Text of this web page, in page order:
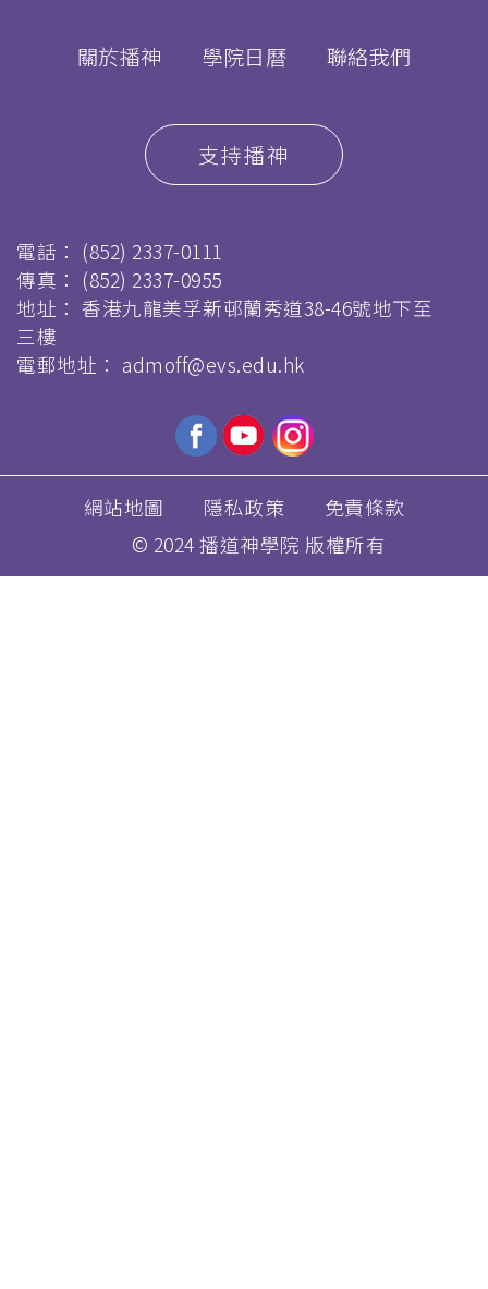
關於播神 學院日曆 聯絡我們
支持播神
電話： (852) 2337-0111
傳真： (852) 2337-0955
地址： 香港九龍美孚新邨蘭秀道38-46號地下至
三樓
電郵地址： admoff@evs.edu.hk
網站地圖 隱私政策
免責條款
© 2024 播道神學院 版權所有